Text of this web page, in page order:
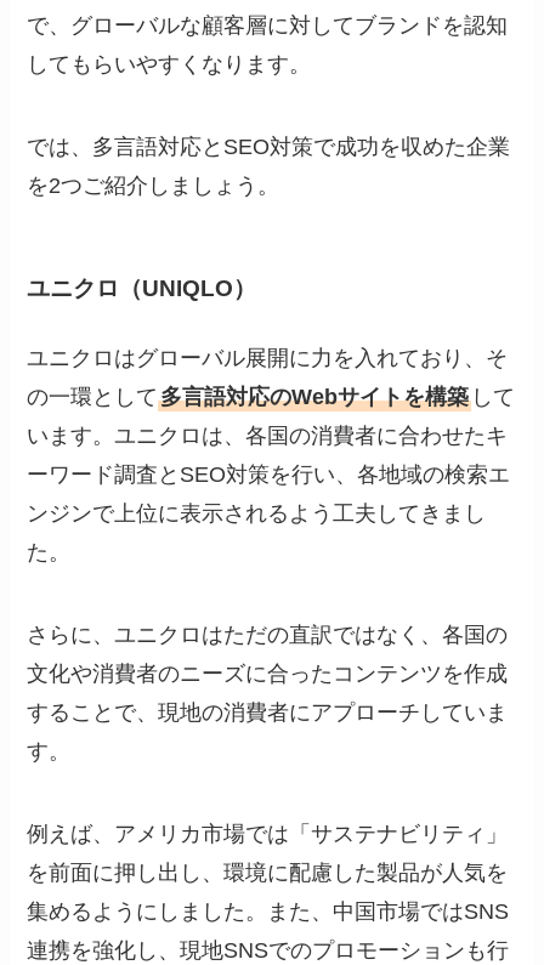
で、グローバルな顧客層に対してブランドを認知
してもらいやすくなります。
では、多言語対応とSEO対策で成功を収めた企業
を2つご紹介しましょう。
ユニクロ（UNIQLO）
ユニクロはグローバル展開に力を入れており、そ
の一環として多言語対応のWebサイトを構築 して
います。ユニクロは、各国の消費者に合わせたキ
ーワード調査とSEO対策を行い、各地域の検索エ
ンジンで上位に表示されるよう工夫してきまし
た。
さらに、ユニクロはただの直訳ではなく、各国の
文化や消費者のニーズに合ったコンテンツを作成
することで、現地の消費者にアプローチしていま
す。
例えば、アメリカ市場では「サステナビリティ」
を前面に押し出し、環境に配慮した製品が人気を
集めるようにしました。また、中国市場ではSNS
連携を強化し、現地SNSでのプロモーションも行